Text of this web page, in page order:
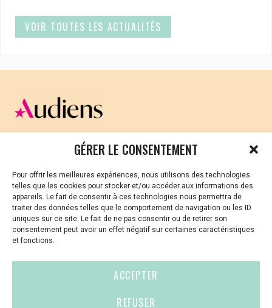
GÉRER LE CONSENTEMENT
Pour offrir les meilleures expériences, nous utilisons des technologies
telles que les cookies pour stocker et/ou accéder aux informations des
appareils. Le fait de consentir à ces technologies nous permettra de
traiter des données telles que le comportement de navigation ou les ID
uniques sur ce site. Le fait de ne pas consentir ou de retirer son
consentement peut avoir un effet négatif sur certaines caractéristiques
et fonctions.
ACCEPTER
REFUSER
VOIR TOUTES LES ACTUALITÉS
CELLULE D’ÉCOUTE ET DE SOUTIEN PSYCHOLOGIQUE ET
Vous avez été témoin ou vous êtes victime de VSS ? Ou
vous êtes référent·es harcèlement en besoin de soutien
ou d’informations ?
01 87 20 30 90
violences-sexuelles-culture@audiens.org